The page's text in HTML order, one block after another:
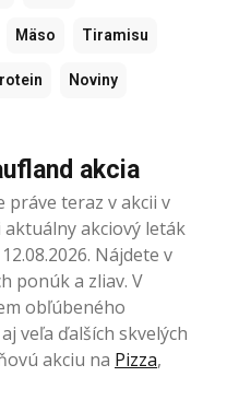
Mäso Tiramisu
Noviny
akcia
práve teraz v akcii v
akciový leták
Nájdete v
ponúk a zliav. V
obľúbeného
veľa ďalších skvelých
akciu na Pizza,